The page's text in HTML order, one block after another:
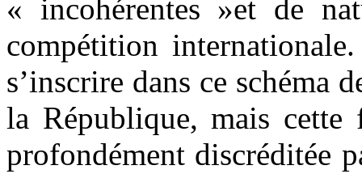
« incohérentes »et de
compétition
s’inscrire dans ce schéma
la République, mais cette
profondément discréditée